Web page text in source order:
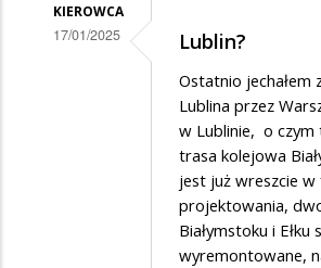
to
KIEROWCA
17/01/2025 Lublin?
Ostatnio jechałem
Lublina przez
w Lublinie, o czym
trasa kolejowa
jest już wreszcie w
projektowania,
Białymstoku i Ełku
wyremontowane,